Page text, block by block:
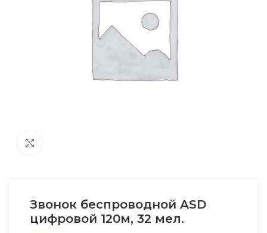
Звонок беспроводной ASD
цифровой 120м, 32 мел.